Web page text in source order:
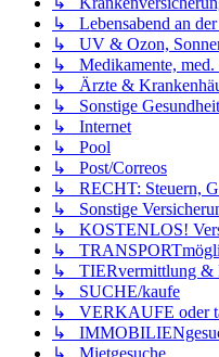
↳ Lebensabend an
↳ UV & Ozon,
↳ Medikamente, med.
↳ Ärzte &
↳ Sonstige
↳ Internet
↳ Pool
↳ Post/Correos
↳ RECHT: Steuern,
↳ Sonstige
↳ KOSTENLOS!
↳
↳ TIERvermittlung &
↳ SUCHE/kaufe
↳ VERKAUFE oder
↳